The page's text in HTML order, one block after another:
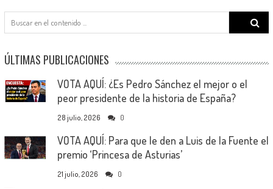
Search
ÚLTIMAS PUBLICACIONES
VOTA AQUÍ: ¿Es Pedro Sánchez el mejor o el
peor presidente de la historia de España?
28 julio, 2026 0
VOTA AQUÍ: Para que le den a Luis de la Fuente el
premio ‘Princesa de Asturias’
21 julio, 2026 0